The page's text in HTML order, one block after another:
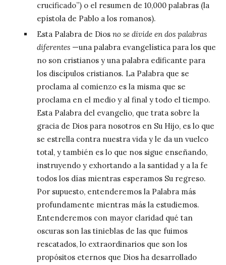
crucificado”) o el resumen de 10,000 palabras (la
epístola de Pablo a los romanos).
Esta Palabra de Dios no se divide en dos palabras
diferentes —una palabra evangelística para los que
no son cristianos y una palabra edificante para
los discípulos cristianos. La Palabra que se
proclama al comienzo es la misma que se
proclama en el medio y al final y todo el tiempo.
Esta Palabra del evangelio, que trata sobre la
gracia de Dios para nosotros en Su Hijo, es lo que
se estrella contra nuestra vida y le da un vuelco
total, y también es lo que nos sigue enseñando,
instruyendo y exhortando a la santidad y a la fe
todos los días mientras esperamos Su regreso.
Por supuesto, entenderemos la Palabra más
profundamente mientras más la estudiemos.
Entenderemos con mayor claridad qué tan
oscuras son las tinieblas de las que fuimos
rescatados, lo extraordinarios que son los
propósitos eternos que Dios ha desarrollado